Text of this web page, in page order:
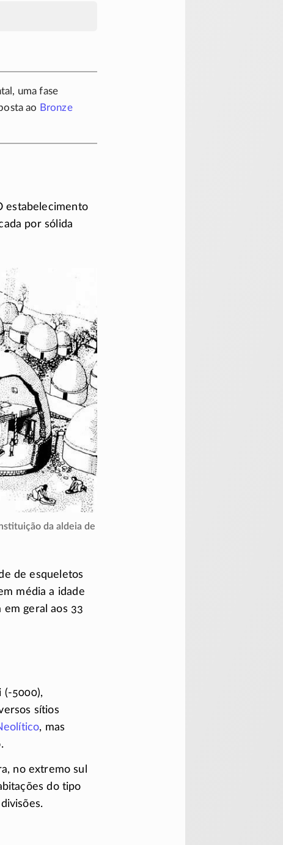
uma fase
ao Bronze
estabelecimento
por sólida
da aldeia de
de esqueletos
média a idade
em geral aos 33
(-5000),
sítios
, mas
no extremo sul
do tipo